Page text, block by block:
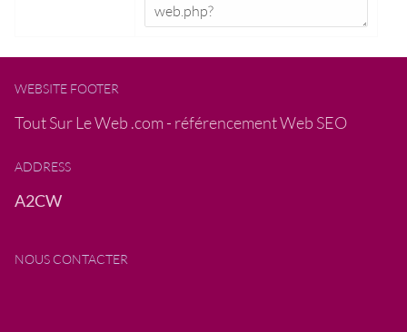
WEBSITE FOOTER
Tout Sur Le Web .com - référencement Web SEO
ADDRESS
A2CW
NOUS CONTACTER